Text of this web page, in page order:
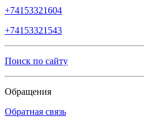
+74153321604
+74153321543
Поиск по сайту
Обращения
Обратная связь